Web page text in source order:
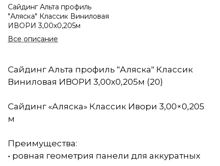
Сайдинг Альта профиль
"Аляска" Классик Виниловая
ИВОРИ 3,00х0,205м
Все описание
Сайдинг Альта профиль "Аляска" Классик
Виниловая ИВОРИ 3,00х0,205м (20)
Сайдинг «Аляска» Классик Ивори 3,00×0,205
м
Преимущества:
• ровная геометрия панели для аккуратных